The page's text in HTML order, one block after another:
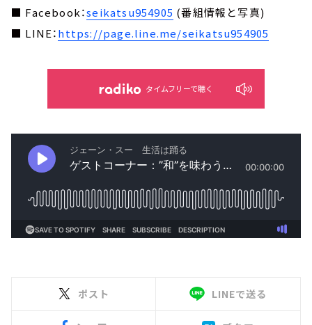
■ Facebook：seikatsu954905 (番組情報と写真)
■ LINE：https://page.line.me/seikatsu954905
タイムフリーで聴く
ポスト LINEで送る